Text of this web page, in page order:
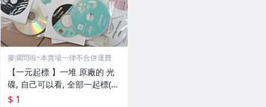
麥擱問啦~本賣場一律不合併運費
【一元起標 】一堆 原廠的 光
碟, 自己可以看, 全部一起標(看
下面實照)
$ 1